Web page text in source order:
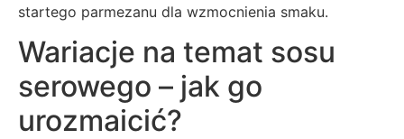
startego parmezanu dla wzmocnienia smaku.
Wariacje na temat sosu
serowego – jak go
urozmaicić?